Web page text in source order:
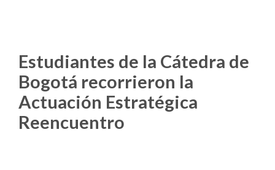
Estudiantes de la Cátedra de
Bogotá recorrieron la
Actuación Estratégica
Reencuentro